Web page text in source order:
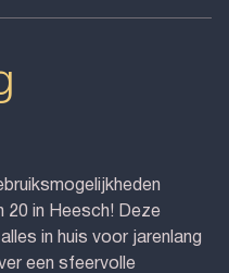
20 in Heesch! Deze
in huis voor jarenlang
een sfeervolle